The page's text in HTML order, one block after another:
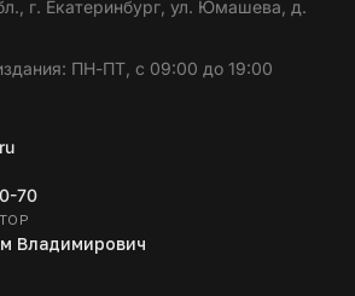
г. Екатеринбург, ул. Юмашева, д.
ПН-ПТ, с 09:00 до 19:00
70
Владимирович